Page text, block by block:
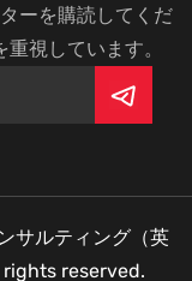
ーを購読してくだ
視しています。
サルティング（英
rights reserved.